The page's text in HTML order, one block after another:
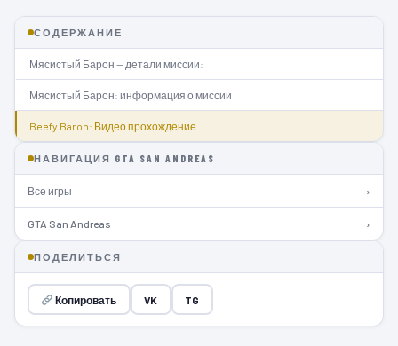
СОДЕРЖАНИЕ
Мясистый Барон — детали миссии:
Мясистый Барон: информация о миссии
Beefy Baron: Видео прохождение
НАВИГАЦИЯ GTA SAN ANDREAS
Все игры ›
GTA San Andreas ›
ПОДЕЛИТЬСЯ
Копировать VK TG